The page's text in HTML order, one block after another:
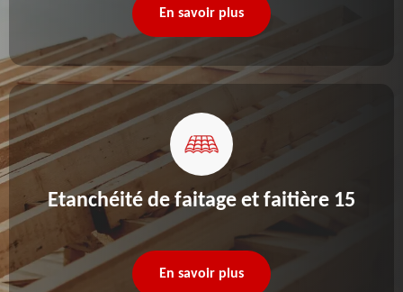
En savoir plus
Etanchéité de faitage et faitière 15
En savoir plus